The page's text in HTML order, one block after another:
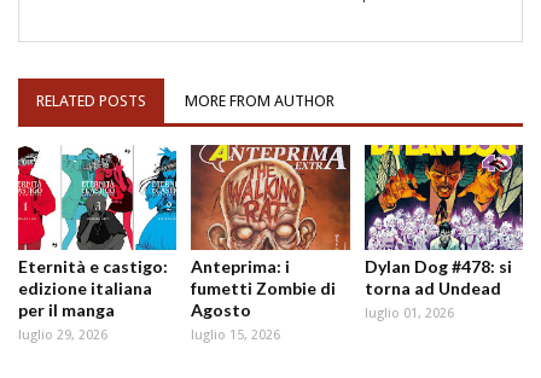
RELATED POSTS MORE FROM AUTHOR
Eternità e castigo:
edizione italiana
per il manga
luglio 29, 2026
Anteprima: i
fumetti Zombie di
Agosto
luglio 15, 2026
Dylan Dog #478: si
torna ad Undead
luglio 01, 2026